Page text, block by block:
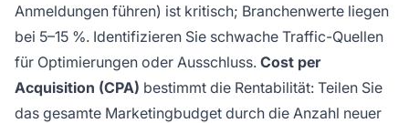
Anmeldungen führen) ist kritisch; Branchenwerte liegen
bei 5–15 %. Identifizieren Sie schwache Traffic-Quellen
für Optimierungen oder Ausschluss. Cost per
Acquisition (CPA) bestimmt die Rentabilität: Teilen Sie
das gesamte Marketingbudget durch die Anzahl neuer